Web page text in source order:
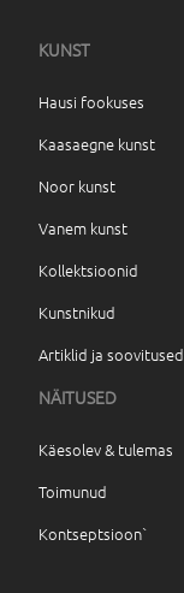
KUNST
Hausi fookuses
Kaasaegne kunst
Noor kunst
Vanem kunst
Kollektsioonid
Kunstnikud
Artiklid ja soovitused
NÄITUSED
Käesolev & tulemas
Toimunud
Kontseptsioon`